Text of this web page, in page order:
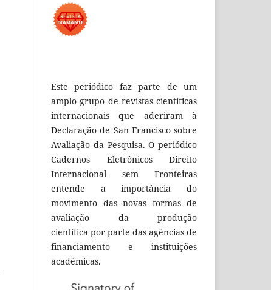
Este periódico faz parte de um
amplo grupo de revistas científicas
internacionais que aderiram à
Declaração de San Francisco sobre
Avaliação da Pesquisa. O periódico
Cadernos Eletrônicos Direito
Internacional sem Fronteiras
entende a importância do
movimento das novas formas de
avaliação da produção
científica por parte das agências de
financiamento e instituições
acadêmicas.